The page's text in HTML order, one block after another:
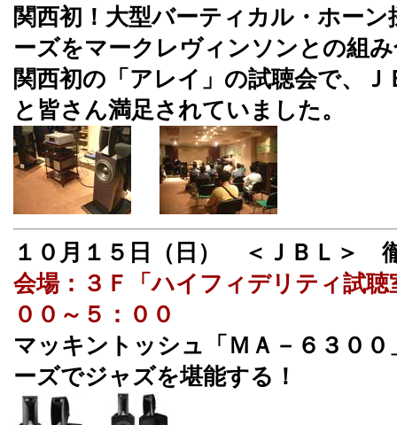
関西初！大型バーティカル・ホー
ーズをマークレヴィンソンとの組
関西初の「アレイ」の試聴会で、
と皆さん満足されていました。
１０月１５日（日） ＜ＪＢＬ＞
会場：３Ｆ「ハイフィデリティ試
００～５：００
マッキントッシュ「ＭＡ－６３０
ーズでジャズを堪能する！